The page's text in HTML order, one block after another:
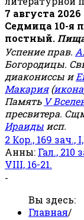
7 августа
Седмица 10-я
постный.
Успение прав.
Богородицы.
диакониссы и
Макария(икона
Память V
пресвитера.
Ираиды исп.
2 Кор., 169 зач.,
Анны: Гал., 210
VIII, 16-21.
-
Вы здесь:
Главная/